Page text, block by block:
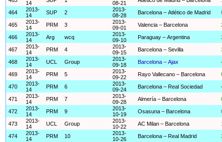
14
08-21
464
2013-
14
SUP 2
2013-
08-28
Barcelona – Atlético de Madrid
465
2013-
14
PRM 3
2013-
09-01
Valencia – Barcelona
466
2013-
14
Arg wcq
2013-
09-10
Paraguay – Argentina
467
2013-
14
PRM 4
2013-
09-15
Barcelona – Sevilla
468
2013-
14
UCL Group
2013-
09-18
Barcelona – Ajax
469
2013-
14
PRM 5
2013-
09-22
Rayo Vallecano – Barcelona
470
2013-
14
PRM 6
2013-
09-24
Barcelona – Real Sociedad
471
2013-
14
PRM 7
2013-
09-28
Almería – Barcelona
472
2013-
14
PRM 9
2013-
10-19
Osasuna – Barcelona
473
2013-
14
UCL Group
2013-
10-22
AC Milan – Barcelona
474
2013-
14
PRM 10
2013-
10-26
Barcelona – Real Madrid